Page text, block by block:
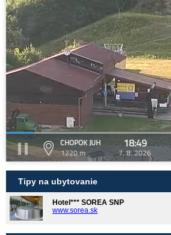
CHOPOK JUH
1220 m
18:49
7. 8. 2026
Tipy na ubytovanie
Hotel*** SOREA SNP
www.sorea.sk